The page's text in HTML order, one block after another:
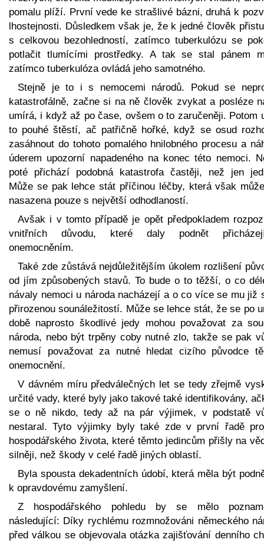
pomalu plíží. První vede ke strašlivé bázni, druhá k
lhostejnosti. Důsledkem však je, že k jedné člověk
s celkovou bezohledností, zatímco tuberkulózu se
potlačit tlumícími prostředky. A tak se stal pánem
zatímco tuberkulóza ovládá jeho samotného.
Stejně je to i s nemocemi národů. Pokud se
katastrofálně, začne si na ně člověk zvykat a posléze
umírá, i když až po čase, ovšem o to zaručeněji. Potom
to pouhé štěstí, ač patřičně hořké, když se osud
zasáhnout do tohoto pomalého hnilobného procesu a
úderem upozorní napadeného na konec této nemoci.
poté přichází podobná katastrofa častěji, než jen
Může se pak lehce stát příčinou léčby, která však
nasazena pouze s největší odhodlaností.
Avšak i v tomto případě je opět předpokladem
vnitřních důvodu, které daly podnět
onemocněním.
Také zde zůstává nejdůležitějším úkolem rozlišení
od jím způsobených stavů. To bude o to těžší, o co
návaly nemoci u národa nacházejí a o co více se mu již
přirozenou sounáležitostí. Může se lehce stát, že se po
době naprosto škodlivé jedy mohou považovat za
národa, nebo být trpěny coby nutné zlo, takže se pak
nemusí považovat za nutné hledat cizího původce
onemocnění.
V dávném míru předválečných let se tedy zřejmě
určité vady, které byly jako takové také identifikovány,
se o ně nikdo, tedy až na pár výjimek, v podstatě
nestaral. Tyto výjimky byly také zde v první řadě
hospodářského života, které těmto jedincům přišly na
silněji, než škody v celé řadě jiných oblastí.
Byla spousta dekadentních údobí, která měla být
k opravdovému zamyšlení.
Z hospodářského pohledu by se mělo
následující: Díky rychlému rozmnožováni německého
před válkou se objevovala otázka zajišťování denního